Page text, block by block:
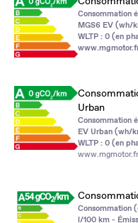
Consommation
MGS6 EV (wh/
WLTP : 0 (en
Urban
Consommation
EV Urban (wh/
WLTP : 0 (en
www.mgmotor.fr
Consommation
l/100 km -